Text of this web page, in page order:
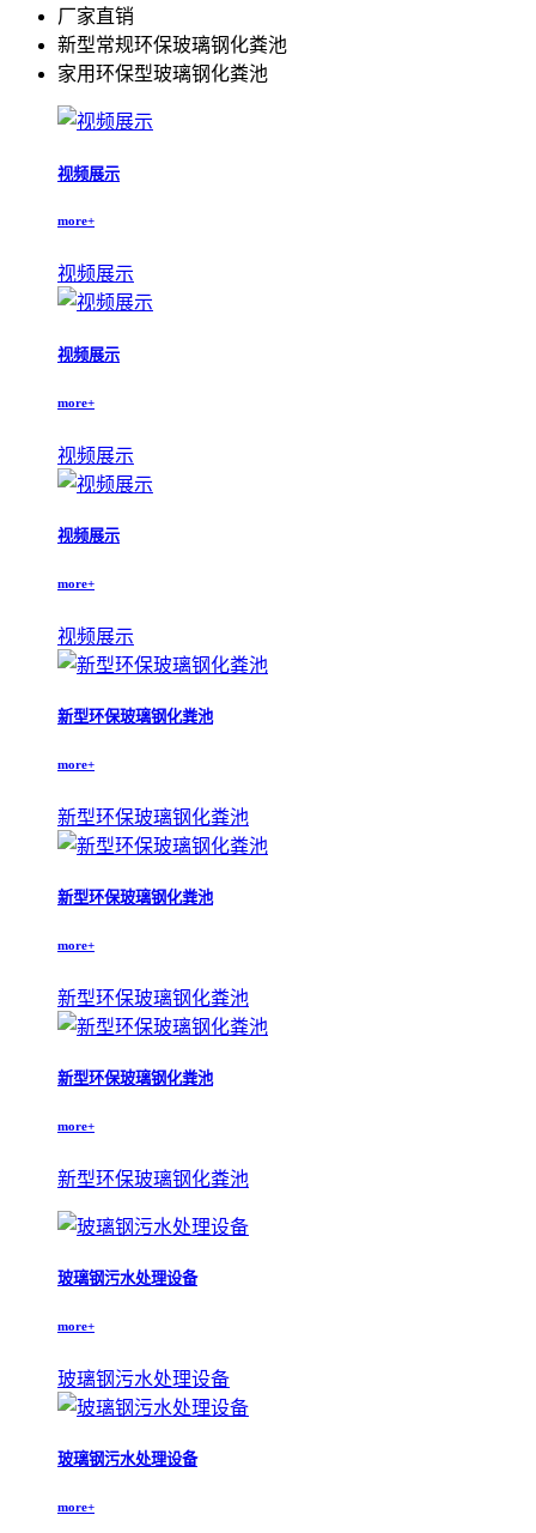
厂家直销
新型常规环保玻璃钢化粪池
家用环保型玻璃钢化粪池
视频展示
more+
视频展示
视频展示
more+
视频展示
视频展示
more+
视频展示
新型环保玻璃钢化粪池
more+
新型环保玻璃钢化粪池
新型环保玻璃钢化粪池
more+
新型环保玻璃钢化粪池
新型环保玻璃钢化粪池
more+
新型环保玻璃钢化粪池
玻璃钢污水处理设备
more+
玻璃钢污水处理设备
玻璃钢污水处理设备
more+